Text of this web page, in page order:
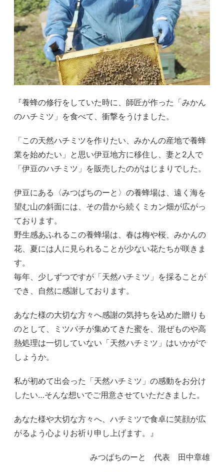
『養蜂の修行をしていた時に、師匠が作った「みかん
のハチミツ」を食べて、衝撃をうけました。
「この天然ハチミツを作りたい、みかんの産地で養蜂
業を始めたい」と思い伊豆地方に移住し、妻と2人で
「伊豆のハチミツ」を販売したのがはじまりでした。
伊豆にある〈みつばちのーと〉の養蜂場は、遠く海を
望む山の斜面には、その昔から続くミカン畑が広がっ
ております。
野生感あふれるこの養蜂場は、春は梅や桜、みかんの
花、夏には人に見られることが少ない花たちが咲きま
す。
毎年、少しずつですが「天然ハチミツ」を採ることが
でき、自然に感謝しております。
あなた様の大切な方々へ感謝の気持ちを込めた贈りも
のとして、ミツバチが集めてきた蜜を、混ぜものや高
熱処理は一切していない「天然ハチミツ」はいかがで
しょうか。
私が初めて出会った「天然ハチミツ」の感動をお分け
したい…そんな想いでご用意させていただきました。
あなた様や大切な方々へ、ハチミツで食卓に笑顔が広
がるよう心よりお祈り申し上げます。』
みつばちのーと 代表 田中章雄